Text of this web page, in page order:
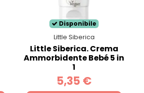
Disponibile
Little Siberica
Little Siberica. Crema
Ammorbidente Bebé 5 in
1
5,35 €